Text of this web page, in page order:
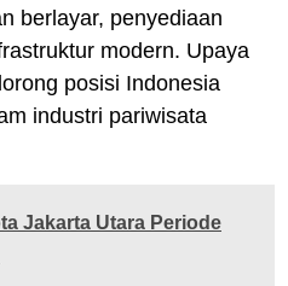
berlayar, penyediaan
modern. Upaya
posisi Indonesia
industri pariwisata
Jakarta Utara Periode